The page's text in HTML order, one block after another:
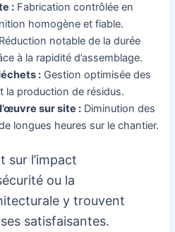
: Fabrication contrôlée en
homogène et fiable.
Réduction notable de la durée
à la rapidité d’assemblage.
: Gestion optimisée des
la production de résidus.
sur site : Diminution des
longues heures sur le chantier.
sur l’impact
ou la
y trouvent
satisfaisantes.